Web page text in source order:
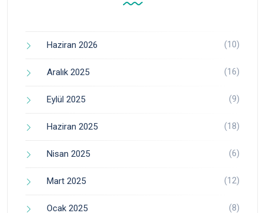
Haziran 2026 (10)
Aralık 2025 (16)
Eylül 2025 (9)
Haziran 2025 (18)
Nisan 2025 (6)
Mart 2025 (12)
Ocak 2025 (8)